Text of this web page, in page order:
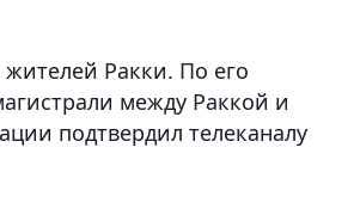
Ракки. По его
между Раккой и
подтвердил телеканалу